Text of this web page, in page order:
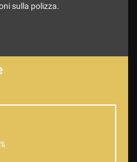
sulla polizza.